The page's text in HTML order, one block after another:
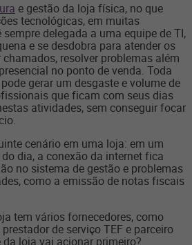
e gestão da loja física, no que
tecnológicas, em muitas
delegada a uma equipe de TI,
e se desdobra para atender os
resolver problemas além
no ponto de venda. Toda
gerar um desgaste e volume de
que ficam com seus dias
atividades, sem conseguir focar
cenário em uma loja: em um
dia, a conexão da internet fica
no sistema de gestão e problemas
como a emissão de notas fiscais
tem vários fornecedores, como
de serviço TEF e parceiro
da loja vai acionar primeiro?